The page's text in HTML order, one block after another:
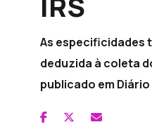
As especificidades
deduzida à coleta
publicado em